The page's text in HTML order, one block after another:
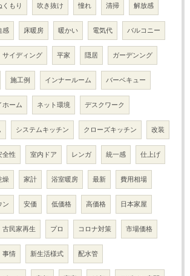
くもり 吹き抜け 憧れ 清掃 解放感
感 床暖房 暖かい 電気代 バルコニー
サイディング 平家 隠居 ガーデンング
施工例 インナールーム バーベキュー
ホーム ネット環境 デスクワーク
システムキッチン クローズキッチン 改装
全性 室内ドア レンガ 統一感 仕上げ
燥 家計 浴室暖房 最新 費用相場
ン 安価 低価格 高価格 日本家屋
古民家再生 プロ コロナ対策 市場価格
事情 新生活様式 配水管